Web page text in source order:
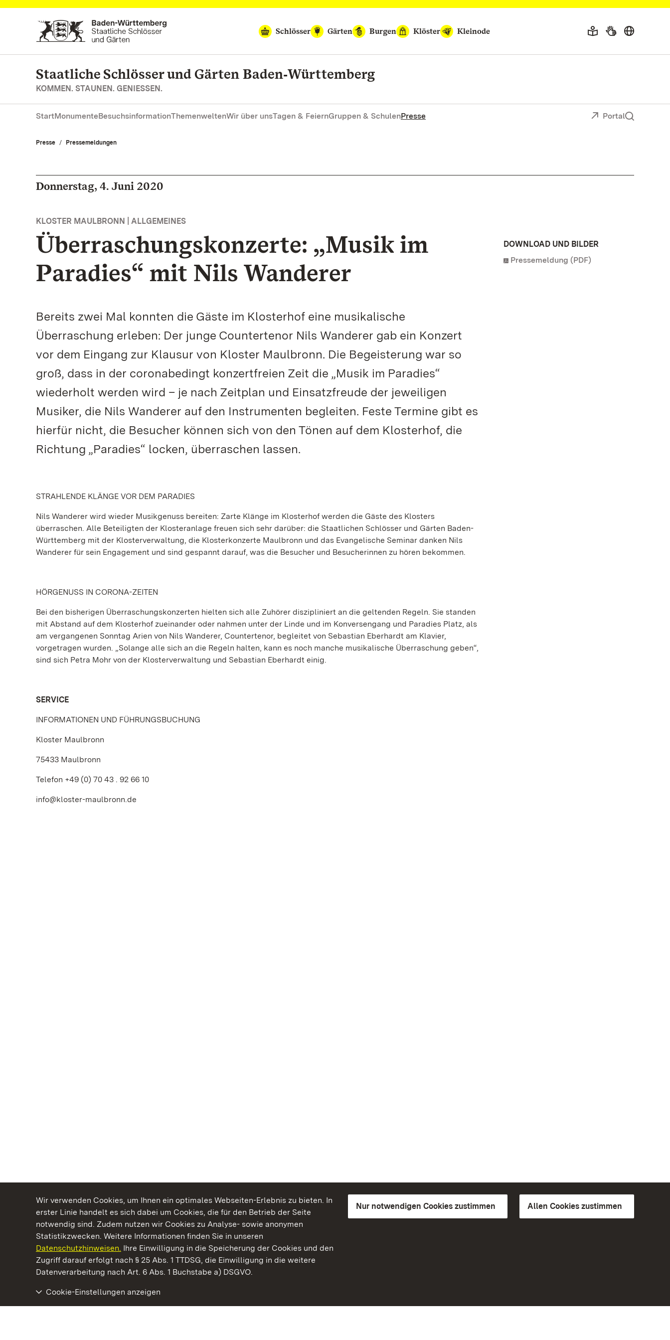
Wir verwenden Cookies, um Ihnen ein optimales Webseiten-Erlebnis zu bieten. In
erster Linie handelt es sich dabei um Cookies, die für den Betrieb der Seite
notwendig sind. Zudem nutzen wir Cookies zu Analyse- sowie anonymen
Statistikzwecken. Weitere Informationen finden Sie in unseren
Datenschutzhinweisen. Ihre Einwilligung in die Speicherung der Cookies und den
Zugriff darauf erfolgt nach § 25 Abs. 1 TTDSG, die Einwilligung in die weitere
Datenverarbeitung nach Art. 6 Abs. 1 Buchstabe a) DSGVO.
Nur notwendigen Cookies zustimmen Allen Cookies zustimmen
Cookie-Einstellungen anzeigen
Zum Hauptinhalt springen
Schlösser
Gärten Burgen Klöster Kleinode
Staatliche Schlösser und Gärten Baden‑Württemberg
KOMMEN. STAUNEN. GENIESSEN.
StartMonumenteBesuchsinformationThemenweltenWir über unsTagen & FeiernGruppen & SchulenPresse Portal
Presse Pressemeldungen
Donnerstag, 4. Juni 2020
KLOSTER MAULBRONN | ALLGEMEINES
Überraschungskonzerte: „Musik im
Paradies“ mit Nils Wanderer
Bereits zwei Mal konnten die Gäste im Klosterhof eine musikalische
Überraschung erleben: Der junge Countertenor Nils Wanderer gab ein Konzert
vor dem Eingang zur Klausur von Kloster Maulbronn. Die Begeisterung war so
groß, dass in der coronabedingt konzertfreien Zeit die „Musik im Paradies“
wiederholt werden wird – je nach Zeitplan und Einsatzfreude der jeweiligen
Musiker, die Nils Wanderer auf den Instrumenten begleiten. Feste Termine gibt es
hierfür nicht, die Besucher können sich von den Tönen auf dem Klosterhof, die
Richtung „Paradies“ locken, überraschen lassen.
STRAHLENDE KLÄNGE VOR DEM PARADIES
Nils Wanderer wird wieder Musikgenuss bereiten: Zarte Klänge im Klosterhof werden die Gäste des Klosters
überraschen. Alle Beteiligten der Klosteranlage freuen sich sehr darüber: die Staatlichen Schlösser und Gärten Baden-
Württemberg mit der Klosterverwaltung, die Klosterkonzerte Maulbronn und das Evangelische Seminar danken Nils
Wanderer für sein Engagement und sind gespannt darauf, was die Besucher und Besucherinnen zu hören bekommen.
HÖRGENUSS IN CORONA-ZEITEN
Bei den bisherigen Überraschungskonzerten hielten sich alle Zuhörer diszipliniert an die geltenden Regeln. Sie standen
mit Abstand auf dem Klosterhof zueinander oder nahmen unter der Linde und im Konversengang und Paradies Platz, als
am vergangenen Sonntag Arien von Nils Wanderer, Countertenor, begleitet von Sebastian Eberhardt am Klavier,
vorgetragen wurden. „Solange alle sich an die Regeln halten, kann es noch manche musikalische Überraschung geben“,
sind sich Petra Mohr von der Klosterverwaltung und Sebastian Eberhardt einig.
SERVICE
INFORMATIONEN UND FÜHRUNGSBUCHUNG
Kloster Maulbronn
75433 Maulbronn
Telefon +49 (0) 70 43 . 92 66 10
info@kloster-maulbronn.de
DOWNLOAD UND BILDER
Pressemeldung (PDF)
Kommen. Staunen. Genießen.